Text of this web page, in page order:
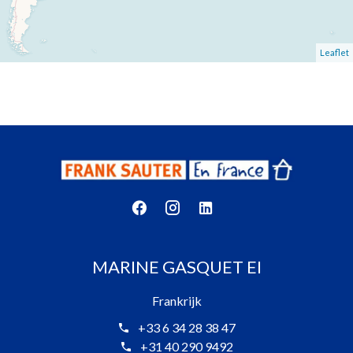
Leaflet
MARINE GASQUET EI
Frankrijk
+33 6 34 28 38 47
+31 40 290 9492